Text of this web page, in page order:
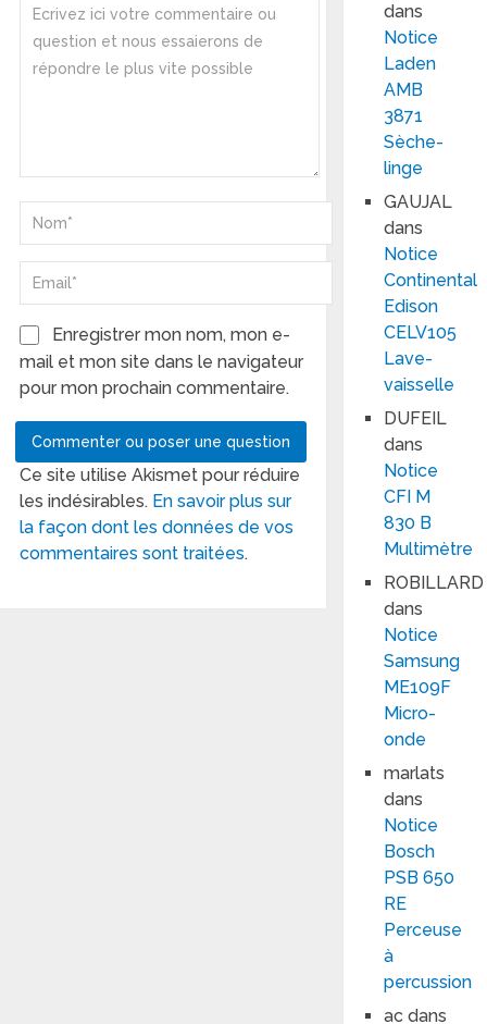
Enregistrer mon nom, mon e-
mail et mon site dans le navigateur
pour mon prochain commentaire.
Ce site utilise Akismet pour réduire
les indésirables. En savoir plus sur
la façon dont les données de vos
commentaires sont traitées.
dans
Notice
Laden
AMB
3871
Sèche-
linge
GAUJAL
dans
Notice
Continental
Edison
CELV105
Lave-
vaisselle
DUFEIL
dans
Notice
CFI M
830 B
Multimètre
ROBILLARD
dans
Notice
Samsung
ME109F
Micro-
onde
marlats
dans
Notice
Bosch
PSB 650
RE
Perceuse
à
percussion
acdans